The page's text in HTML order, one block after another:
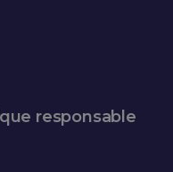
responsable